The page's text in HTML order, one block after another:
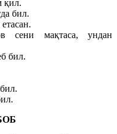
қил.
бил.
сени мақтаса, ундан
бил.